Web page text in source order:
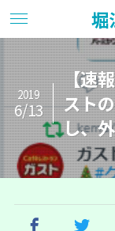
堀
【速
スト
し、
2019
6/13